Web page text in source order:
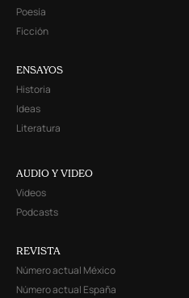
Poesía
Ficción
ENSAYOS
Historia
Ideas
Literatura
AUDIO Y VIDEO
Videos
Podcasts
REVISTA
Número actual México
Número actual España